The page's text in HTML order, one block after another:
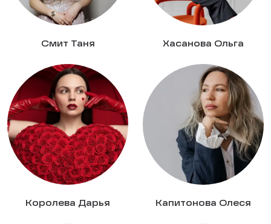
Смит Таня Хасанова Ольга
Королева Дарья Капитонова Олеся